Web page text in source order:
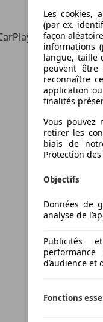
| Navi |
Les cookies,
(par ex.
façon
informations
langue, taille
peuvent
reconnaître
application
finalités
Vous pouvez
retirer les
biais de
Protection
Objectifs
Données de
analyse de
Publicités
d’audience et
Fonctions